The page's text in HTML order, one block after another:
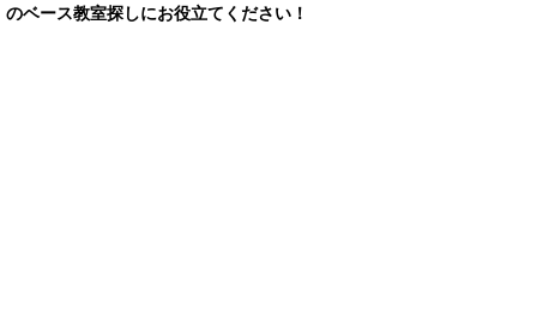
のベース教室探しにお役立てください！